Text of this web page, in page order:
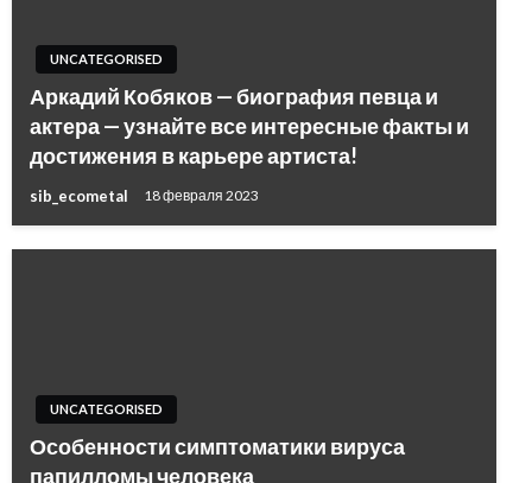
UNCATEGORISED
Аркадий Кобяков — биография певца и
актера — узнайте все интересные факты и
достижения в карьере артиста!
sib_ecometal 18 февраля 2023
UNCATEGORISED
Особенности симптоматики вируса
папилломы человека